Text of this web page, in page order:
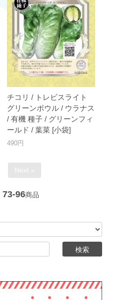
チコリ / トレビスライト
グリーンボウル / ウラナス
/ 有機 種子 / グリーンフィ
ールド / 葉菜 [小袋]
490円
Next »
73-96商品